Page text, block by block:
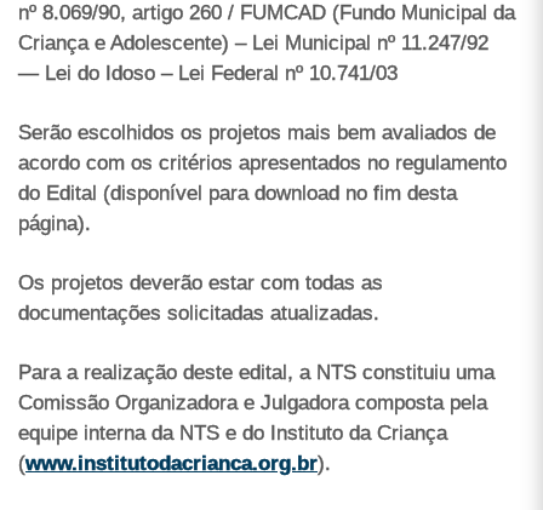
nº 8.069/90, artigo 260 / FUMCAD (Fundo Municipal da
Criança e Adolescente) – Lei Municipal nº 11.247/92
— Lei do Idoso – Lei Federal nº 10.741/03
Serão escolhidos os projetos mais bem avaliados de
acordo com os critérios apresentados no regulamento
do Edital (disponível para download no fim desta
página).
Os projetos deverão estar com todas as
documentações solicitadas atualizadas.
Para a realização deste edital, a NTS constituiu uma
Comissão Organizadora e Julgadora composta pela
equipe interna da NTS e do Instituto da Criança
(www.institutodacrianca.org.br).